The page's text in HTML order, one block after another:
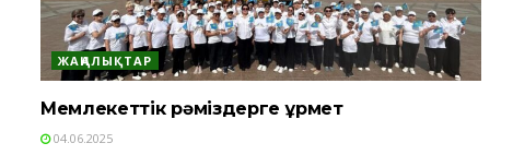
ЖАҢАЛЫҚТАР
Мемлекеттік рәміздерге құрмет
04.06.2025